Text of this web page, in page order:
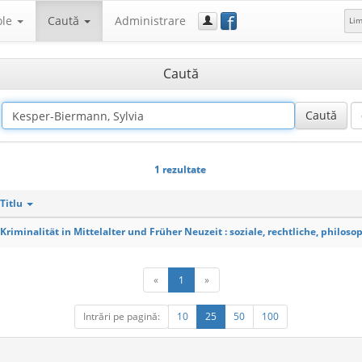
Caută Administrare f
Caută
1 rezultate
Titlu
Kriminalität in Mittelalter und Früher Neuzeit : soziale, rechtliche,
« 1 »
Intrări pe pagină: 10 25 50 100